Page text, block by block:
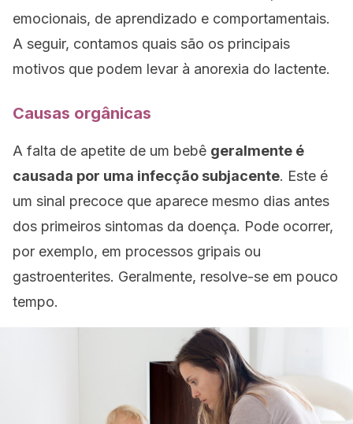
emocionais, de aprendizado e comportamentais.
A seguir, contamos quais são os principais
motivos que podem levar à anorexia do lactente.
Causas orgânicas
A falta de apetite de um bebê geralmente é
causada por uma infecção subjacente. Este é
um sinal precoce que aparece mesmo dias antes
dos primeiros sintomas da doença. Pode ocorrer,
por exemplo, em processos gripais ou
gastroenterites. Geralmente, resolve-se em pouco
tempo.